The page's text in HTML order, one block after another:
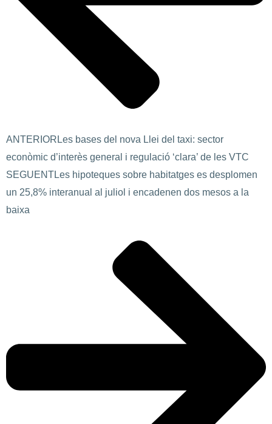
ANTERIOR Les bases del nova Llei del taxi: sector
econòmic d’interès general i regulació ‘clara’ de les VTC
SEGUENTLes hipoteques sobre habitatges es desplomen
un 25,8% interanual al juliol i encadenen dos mesos a la
baixa